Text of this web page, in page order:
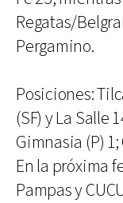
Regatas/
Pergamino.
Posiciones:
(SF) y La Salle
Gimnasia (P)
En la próxima
Pampas y